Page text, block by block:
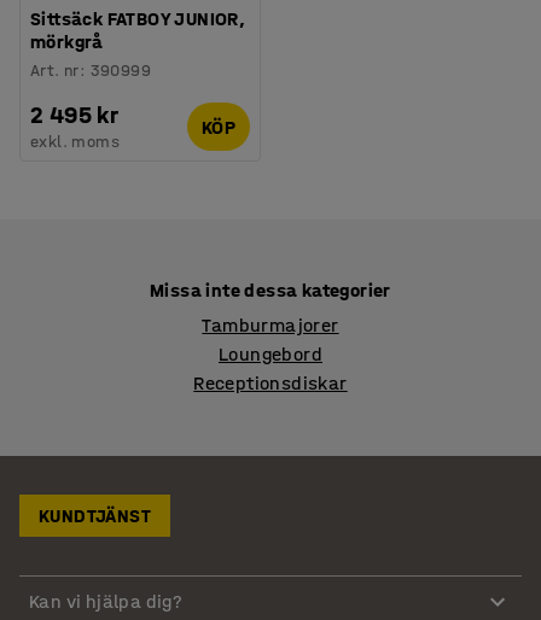
Sittsäck FATBOY JUNIOR,
mörkgrå
Art. nr: 390999
2 495 kr
exkl. moms
KÖP
Missa inte dessa kategorier
Tamburmajorer
Loungebord
Receptionsdiskar
KUNDTJÄNST
Kan vi hjälpa dig?